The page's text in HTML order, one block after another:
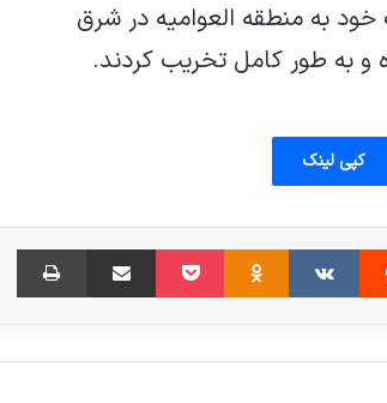
به منطقه العوامیه در شرق
به طور کامل تخریب کردند.
کپی لینک
‫رددیت ‫VKontakte
‫Odnoklassniki
پاکت اشتراک گذاری از طریق ایمیل چاپ